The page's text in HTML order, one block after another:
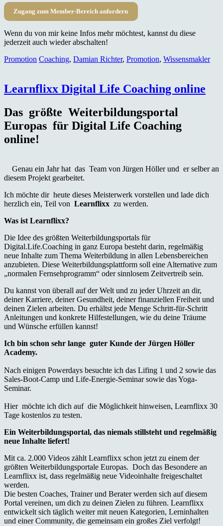
Zugang zum Member-Bereich anfordern
Wenn du von mir keine Infos mehr möchtest, kannst du diese
jederzeit auch wieder abschalten!
Promotion Coaching, Damian Richter, Promotion, Wissensmakler
Learnflixx Digital Life Coaching online
Das größte Weiterbildungsportal
Europas für Digital Life Coaching
online!
Genau ein Jahr hat das Team von Jürgen Höller und er selber an
diesem Projekt gearbeitet.
Ich möchte dir heute dieses Meisterwerk vorstellen und lade dich
herzlich ein, Teil von Learnflixx zu werden.
Was ist Learnflixx?
Die Idee des größten Weiterbildungsportals für
Digital.Life.Coaching in ganz Europa besteht darin, regelmäßig
neue Inhalte zum Thema Weiterbildung in allen Lebensbereichen
anzubieten. Diese Weiterbildungsplattform soll eine Alternative zum
„normalen Fernsehprogramm“ oder sinnlosem Zeitvertreib sein.
Du kannst von überall auf der Welt und zu jeder Uhrzeit an dir,
deiner Karriere, deiner Gesundheit, deiner finanziellen Freiheit und
deinen Zielen arbeiten. Du erhältst jede Menge Schritt-für-Schritt
Anleitungen und konkrete Hilfestellungen, wie du deine Träume
und Wünsche erfüllen kannst!
Ich bin schon sehr lange guter Kunde der Jürgen Höller
Academy.
Nach einigen Powerdays besuchte ich das Lifing 1 und 2 sowie das
Sales-Boot-Camp und Life-Energie-Seminar sowie das Yoga-
Seminar.
Hier möchte ich dich auf die Möglichkeit hinweisen, Learnflixx 30
Tage kostenlos zu testen.
Ein Weiterbildungsportal, das niemals stillsteht und regelmäßig
neue Inhalte liefert!
Mit ca. 2.000 Videos zählt Learnflixx schon jetzt zu einem der
größten Weiterbildungsportale Europas. Doch das Besondere an
Learnflixx ist, dass regelmäßig neue Videoinhalte freigeschaltet
werden.
Die besten Coaches, Trainer und Berater werden sich auf diesem
Portal vereinen, um dich zu deinen Zielen zu führen. Learnflixx
entwickelt sich täglich weiter mit neuen Kategorien, Lerninhalten
und einer Community, die gemeinsam ein großes Ziel verfolgt!